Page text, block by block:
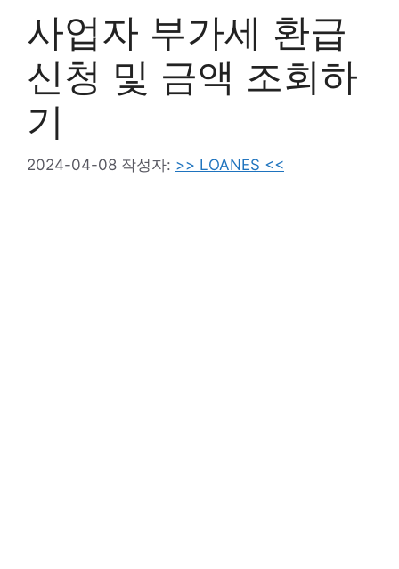
사업자 부가세 환급
신청 및 금액 조회하
기
2024-04-08 작성자: >> LOANES <<